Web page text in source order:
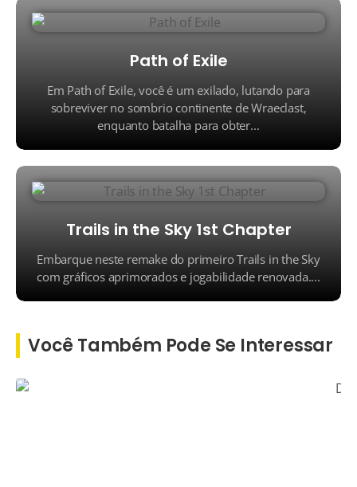
Path of Exile
Em Path of Exile, você é um exilado, lutando para
sobreviver no sombrio continente de Wraeclast,
enquanto batalha para obter...
Trails in the Sky 1st Chapter
Embarque neste remake do primeiro Trails in the Sky
com gráficos aprimorados e jogabilidade renovada....
Você Também Pode Se Interessar